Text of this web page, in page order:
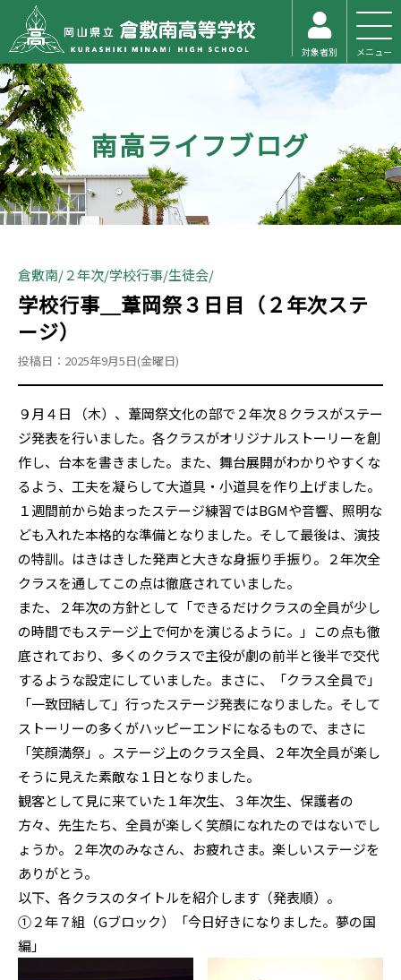
対象者別 メニュー
南高ライフブログ
倉敷南 ２年次 学校行事 生徒会
学校行事＿葦岡祭３日目（２年次ステ
ージ）
投稿日：2025年9月5日(金曜日)
９月４日 （木）、葦岡祭文化の部で２年次８クラスがステー
ジ発表を行いました。各クラスがオリジナルストーリーを創
作し、台本を書きました。また、舞台展開がわかりやすくな
るよう、工夫を凝らして大道具・小道具を作り上げました。
１週間前から始まったステージ練習ではBGMや音響、照明な
ども入れた本格的な準備となりました。そして最後は、演技
の特訓。はきはきした発声と大きな身振り手振り。２年次全
クラスを通してこの点は徹底されていました。
また、２年次の方針として「できるだけクラスの全員が少し
の時間でもステージ上で何かを演じるように。」この点も徹
底されており、多くのクラスで主役が劇の前半と後半で交代
するような設定にしていました。まさに、「クラス全員で」
「一致団結して」行ったステージ発表になりました。そして
ストーリーの多くがハッピーエンドになるもので、まさに
「笑顔満祭」。ステージ上のクラス全員、２年次全員が楽し
そうに見えた素敵な１日となりました。
観客として見に来ていた１年次生、３年次生、保護者の
方々、先生たち、全員が楽しく笑顔になれたのではないでし
ょうか。２年次のみなさん、お疲れさま。楽しいステージを
ありがとう。
以下、各クラスのタイトルを紹介します（発表順）。
①２年７組（Gブロック）「今日好きになりました。夢の国
編」